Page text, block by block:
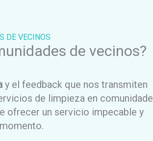
DE VECINOS
de vecinos?
y el feedback que nos transmiten
de limpieza en
ofrecer un servicio impecable y